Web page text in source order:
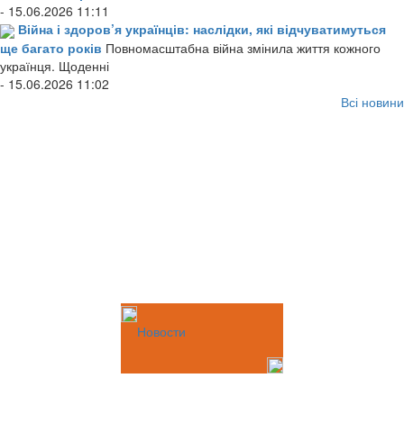
- 15.06.2026 11:11
Війна і здоров’я українців: наслідки, які відчуватимуться
ще багато років Повномасштабна війна змінила життя кожного
українця. Щоденні
- 15.06.2026 11:02
Всі новини
Новости